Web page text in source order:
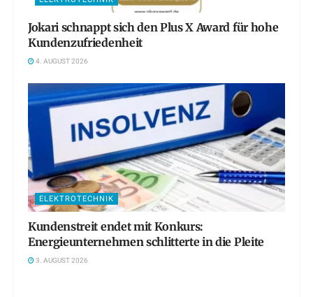
Jokari schnappt sich den Plus X Award für hohe
Kundenzufriedenheit
4. AUGUST 2026
ELEKTROTECHNIK
Kundenstreit endet mit Konkurs:
Energieunternehmen schlitterte in die Pleite
3. AUGUST 2026